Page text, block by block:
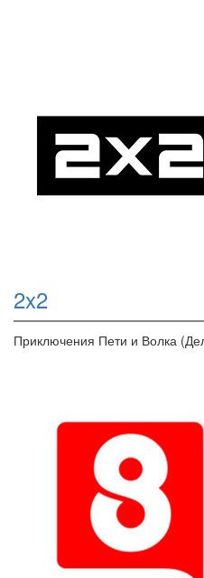
2x2
Приключения Пети и Волка